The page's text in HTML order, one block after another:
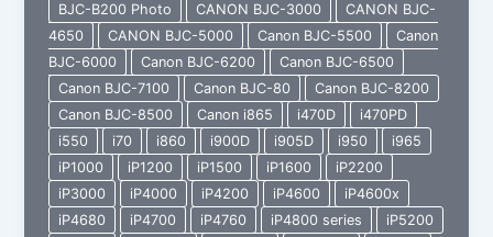
BJC-B200 Photo CANON BJC-3000
CANON BJC-
4650
CANON BJC-5000 Canon BJC-5500
Canon
BJC-6000
Canon BJC-6200
Canon BJC-6500
Canon BJC-7100
Canon BJC-80
Canon BJC-8200
Canon BJC-8500
Canon i865 i470D
i470PD
i550
i70 i860 i900D i905D i950
i965
iP1000
iP1200 iP1500 iP1600
iP2200
iP3000
iP4000 iP4200 iP4600
iP4600x
iP4680
iP4700 iP4760 iP4800 series
iP5200